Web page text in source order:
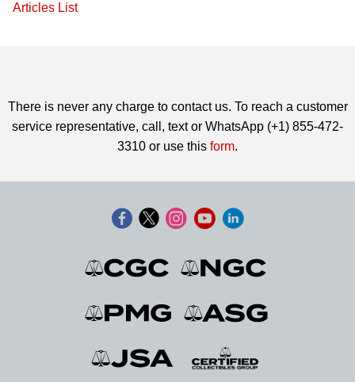
Articles List
There is never any charge to contact us. To reach a customer
service representative, call, text or WhatsApp (+1) 855-472-
3310 or use this form.